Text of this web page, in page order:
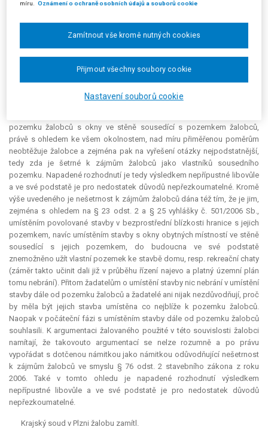
pozemků stanovená v § 25 odst. 2 vyhlášky č. 501/2006 Sb., o obecných
odůvodněním správního uvážení při řešení odvolacího důvodu žalobců
vlastníků sousedního pozemku. S touto námitkou se nevypořádal ani
správní orgán I. stupně, který konstatoval, že stín budovy není důvodem
o umístění stavby, a ve své podstatě, stejně jako žalovaný, v důsledku
údajně chybějící právní úpravy, rezignoval na řádné vyřešení jím
pozemku žalobců s okny ve stěně sousedící s pozemkem žalobců,
právě s ohledem ke všem okolnostem, nad míru přiměřenou poměrům
neobtěžuje žalobce a zejména pak na vyřešení otázky nejpodstatnější,
tedy zda je šetrné k zájmům žalobců jako vlastníků sousedního
pozemku. Napadené rozhodnutí je tedy výsledkem nepřípustné libovůle
a ve své podstatě je pro nedostatek důvodů nepřezkoumatelné. Kromě
výše uvedeného je nešetrnost k zájmům žalobců dána též tím, že je jim,
zejména s ohledem na § 23 odst. 2 a § 25 vyhlášky č. 501/2006 Sb.,
umístěním povolované stavby v bezprostřední blízkosti hranice s jejich
pozemkem, navíc umístěním stavby s okny obytných místností ve stěně
sousedící s jejich pozemkem, do budoucna ve své podstatě
znemožněno užít vlastní pozemek ke stavbě domu, resp. rekreační chaty
(záměr takto učinit dali již v průběhu řízení najevo a platný územní plán
tomu nebrání). Přitom žadatelům o umístění stavby nic nebrání v umístění
stavby dále od pozemku žalobců a žadatelé ani nijak nezdůvodňují, proč
by měla být jejich stavba umístěna co nejblíže k pozemku žalobců.
Naopak v počáteční fázi s umístěním stavby dále od pozemku žalobců
souhlasili. K argumentaci žalovaného použité v této souvislosti žalobci
namítají, že takovouto argumentací se nelze rozumně a po právu
vypořádat s dotčenou námitkou jako námitkou odůvodňující nešetrnost
k zájmům žalobců ve smyslu § 76 odst. 2 stavebního zákona z roku
2006. Také v tomto ohledu je napadené rozhodnutí výsledkem
nepřípustné libovůle a ve své podstatě je pro nedostatek důvodů
nepřezkoumatelné.
Krajský soud v Plzni žalobu zamítl.
míru.
Oznámení o ochraně osobních údajů a souborů cookie
Nastavení souborů cookie
Zamítnout vše kromě nutných cookies
Přijmout všechny soubory cookie